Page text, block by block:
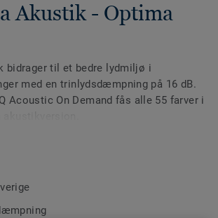
Akustik - Optima
bidrager til et bedre lydmiljø i
med en trinlydsdæmpning på 16 dB.
Acoustic On Demand fås alle 55 farver i
som skoler og
enkle og omkostningseffektive
den kompakte iQ Optima-kollektion,